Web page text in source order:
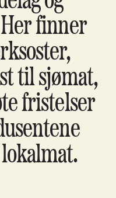
finner
til sjømat,
fristelser